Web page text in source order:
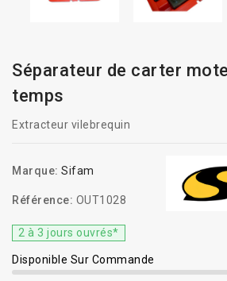
Séparateur de carter
temps
Extracteur vilebrequin
Marque: Sifam
Référence: OUT1028
2 à 3 jours ouvrés*
Disponible Sur Commande